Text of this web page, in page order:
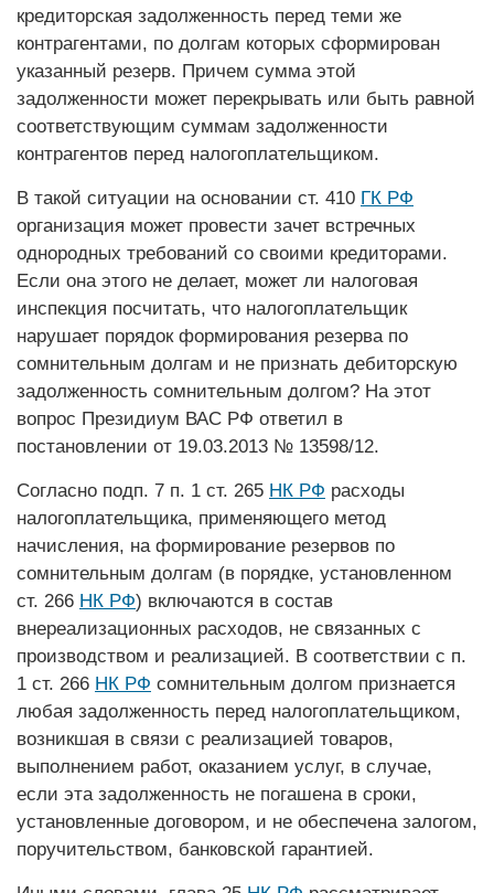
кредиторская задолженность перед теми же
контрагентами, по долгам которых сформирован
указанный резерв. Причем сумма этой
задолженности может перекрывать или быть равной
соответствующим суммам задолженности
контрагентов перед налогоплательщиком.
В такой ситуации на основании ст. 410 ГК РФ
организация может провести зачет встречных
однородных требований со своими кредиторами.
Если она этого не делает, может ли налоговая
инспекция посчитать, что налогоплательщик
нарушает порядок формирования резерва по
сомнительным долгам и не признать дебиторскую
задолженность сомнительным долгом? На этот
вопрос Президиум ВАС РФ ответил в
постановлении от 19.03.2013 № 13598/12.
Согласно подп. 7 п. 1 ст. 265 НК РФ расходы
налогоплательщика, применяющего метод
начисления, на формирование резервов по
сомнительным долгам (в порядке, установленном
ст. 266 НК РФ) включаются в состав
внереализационных расходов, не связанных с
производством и реализацией. В соответствии с п.
1 ст. 266 НК РФ сомнительным долгом признается
любая задолженность перед налогоплательщиком,
возникшая в связи с реализацией товаров,
выполнением работ, оказанием услуг, в случае,
если эта задолженность не погашена в сроки,
установленные договором, и не обеспечена залогом,
поручительством, банковской гарантией.